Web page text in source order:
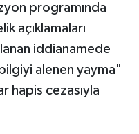
programında
açıklamaları
iddianamede
alenen yayma"
hapis cezasıyla